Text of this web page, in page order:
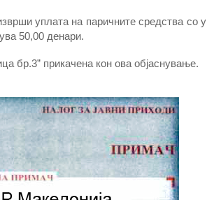
уплата на паричните средства со
50,00 денари.
бр.3” прикачена кон ова објаснување.